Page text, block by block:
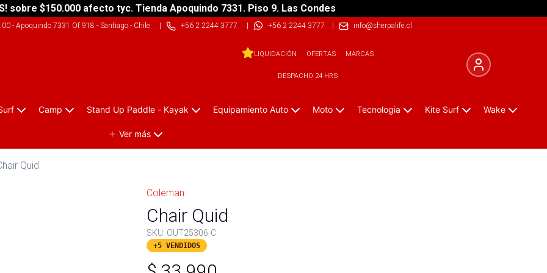
sobre $150.000 afecto tyc. Tienda Apoquindo 7331. Piso 9. Las Condes
- Apoquindo 7331 Of 918 - Santiago - Chile| +56 2 2244 3777 | +56 2 2244 3777 | info@sherpalife.cl
LIQUIDACIÓN OFERTAS MARCAS
DESPACHO 24 HRS
Camp Stand Up Paddle - Kayak Equipamiento Auto Moto Tecnologia Kite Surf Wake
Ver más
Quid
Coleman
Chair Quid
SKU: OUT25306-C
+5 VENDIDOS